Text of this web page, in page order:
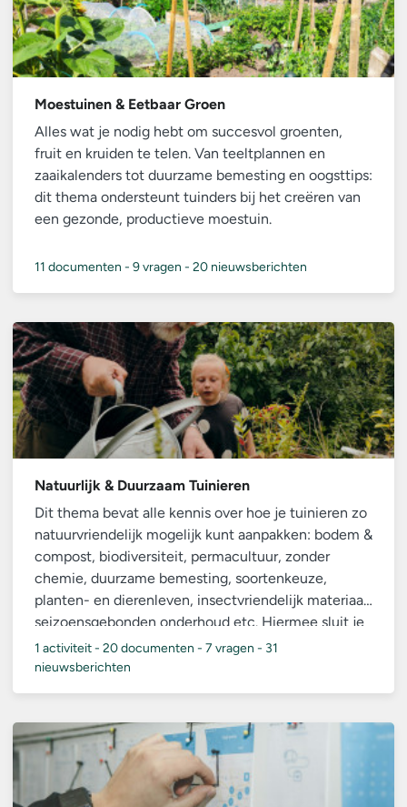
Moestuinen & Eetbaar Groen
Alles wat je nodig hebt om succesvol groenten,
fruit en kruiden te telen. Van teeltplannen en
zaaikalenders tot duurzame bemesting en oogsttips:
dit thema ondersteunt tuinders bij het creëren van
een gezonde, productieve moestuin.
11 documenten - 9 vragen - 20 nieuwsberichten
Natuurlijk & Duurzaam Tuinieren
Dit thema bevat alle kennis over hoe je tuinieren zo
natuurvriendelijk mogelijk kunt aanpakken: bodem &
compost, biodiversiteit, permacultuur, zonder
chemie, duurzame bemesting, soortenkeuze,
planten- en dierenleven, insectvriendelijk materiaal,
seizoensgebonden onderhoud etc. Hiermee sluit je
aan bij de AVVN-missie om “samen en natuurlijk”
tuinieren te bevorderen.
1 activiteit- 20 documenten - 7 vragen - 31
nieuwsberichten